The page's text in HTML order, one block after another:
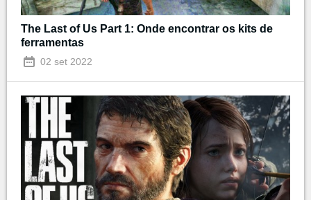
The Last of Us Part 1: Onde encontrar os kits de
ferramentas
02 set 2022